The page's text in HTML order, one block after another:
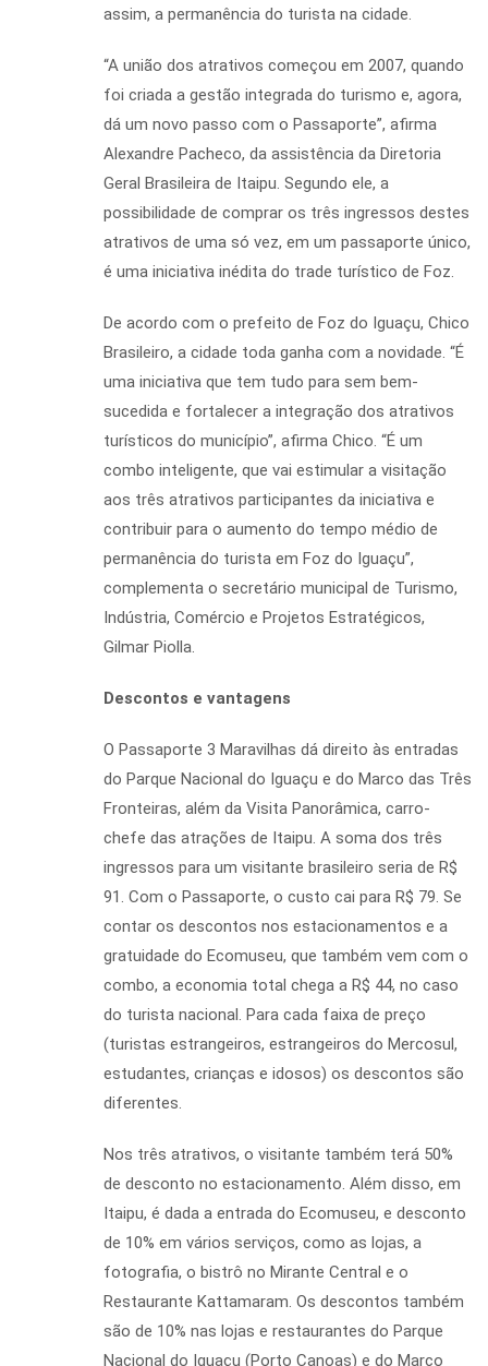
assim, a permanência do turista na cidade.
“A união dos atrativos começou em 2007, quando
foi criada a gestão integrada do turismo e, agora,
dá um novo passo com o Passaporte”, afirma
Alexandre Pacheco, da assistência da Diretoria
Geral Brasileira de Itaipu. Segundo ele, a
possibilidade de comprar os três ingressos destes
atrativos de uma só vez, em um passaporte único,
é uma iniciativa inédita do trade turístico de Foz.
De acordo com o prefeito de Foz do Iguaçu, Chico
Brasileiro, a cidade toda ganha com a novidade. “É
uma iniciativa que tem tudo para sem bem-
sucedida e fortalecer a integração dos atrativos
turísticos do município”, afirma Chico. “É um
combo inteligente, que vai estimular a visitação
aos três atrativos participantes da iniciativa e
contribuir para o aumento do tempo médio de
permanência do turista em Foz do Iguaçu”,
complementa o secretário municipal de Turismo,
Indústria, Comércio e Projetos Estratégicos,
Gilmar Piolla.
Descontos e vantagens
O Passaporte 3 Maravilhas dá direito às entradas
do Parque Nacional do Iguaçu e do Marco das Três
Fronteiras, além da Visita Panorâmica, carro-
chefe das atrações de Itaipu. A soma dos três
ingressos para um visitante brasileiro seria de R$
91. Com o Passaporte, o custo cai para R$ 79. Se
contar os descontos nos estacionamentos e a
gratuidade do Ecomuseu, que também vem com o
combo, a economia total chega a R$ 44, no caso
do turista nacional. Para cada faixa de preço
(turistas estrangeiros, estrangeiros do Mercosul,
estudantes, crianças e idosos) os descontos são
diferentes.
Nos três atrativos, o visitante também terá 50%
de desconto no estacionamento. Além disso, em
Itaipu, é dada a entrada do Ecomuseu, e desconto
de 10% em vários serviços, como as lojas, a
fotografia, o bistrô no Mirante Central e o
Restaurante Kattamaram. Os descontos também
são de 10% nas lojas e restaurantes do Parque
Nacional do Iguaçu (Porto Canoas) e do Marco